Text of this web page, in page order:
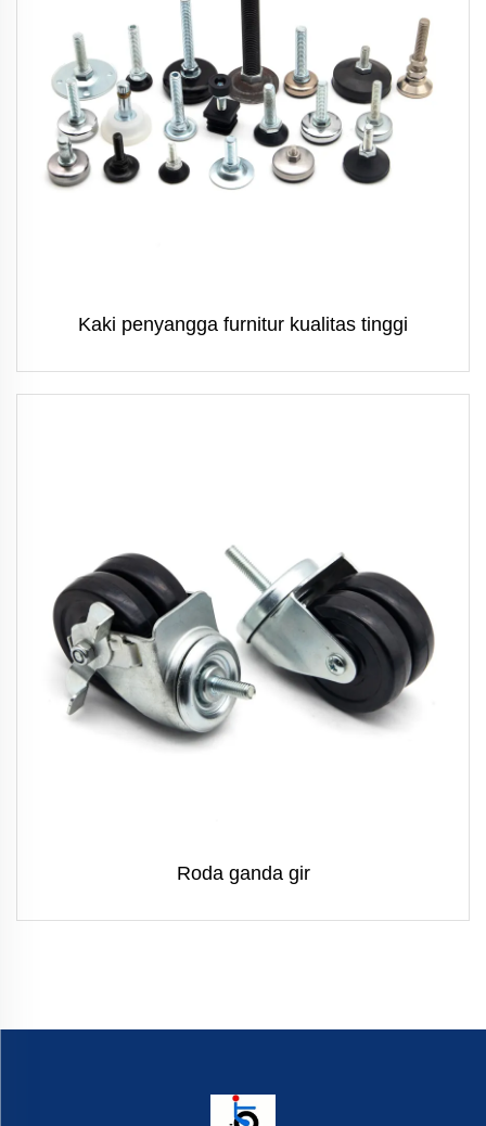
Kaki penyangga furnitur kualitas tinggi
Roda ganda gir